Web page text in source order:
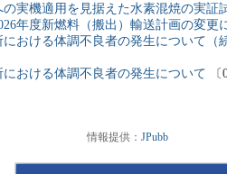
実機適用を見据えた水素混焼の実証
年度新燃料（搬出）輸送計画の変更
おける体調不良者の発生について（
おける体調不良者の発生について
情報提供： JPubb